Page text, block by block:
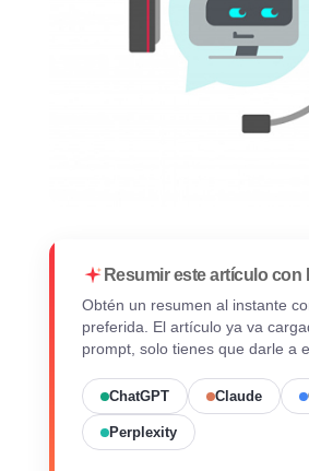
Resumir este artículo con
Obtén un resumen al instante
preferida. El artículo ya va
prompt, solo tienes que darle a
ChatGPT Claude
Perplexity